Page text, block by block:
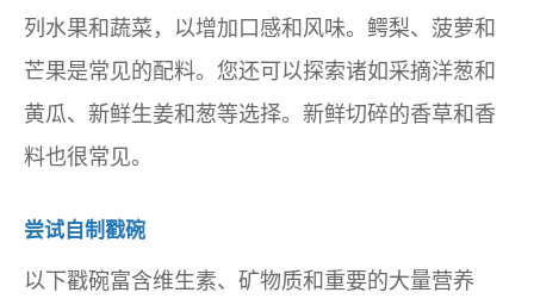
列水果和蔬菜，以增加口感和风味。鳄梨、菠萝和
芒果是常见的配料。您还可以探索诸如采摘洋葱和
黄瓜、新鲜生姜和葱等选择。新鲜切碎的香草和香
料也很常见。
尝试自制戳碗
以下戳碗富含维生素、矿物质和重要的大量营养